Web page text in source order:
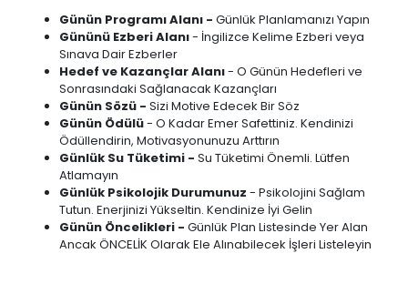
Günün Programı Alanı - Günlük Planlamanızı Yapın
Gününü Ezberi Alanı- İngilizce Kelime Ezberi veya
Sınava Dair Ezberler
Hedef ve Kazançlar Alanı- O Günün Hedefleri ve
Sonrasındaki Sağlanacak Kazançları
Günün Sözü - Sizi Motive Edecek Bir Söz
Günün Ödülü- O Kadar Emer Safettiniz. Kendinizi
Ödüllendirin, Motivasyonunuzu Arttırın
Günlük Su Tüketimi - Su Tüketimi Önemli. Lütfen
Atlamayın
Günlük Psikolojik Durumunuz - Psikolojini Sağlam
Tutun. Enerjinizi Yükseltin. Kendinize İyi Gelin
Günün Öncelikleri - Günlük Plan Listesinde Yer Alan
Ancak ÖNCELİK Olarak Ele Alınabilecek İşleri Listeleyin